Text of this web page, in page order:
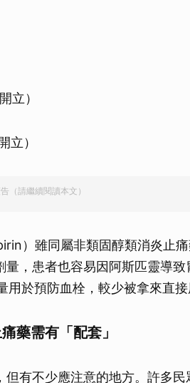
立）
立）
（請繼續閱讀本文）
）雖同屬非類固醇類消炎止
，患者也容易因阿斯匹靈導致
於預防血栓，較少被拿來直接
藥需有「配套」
有不少應注意的地方。許多